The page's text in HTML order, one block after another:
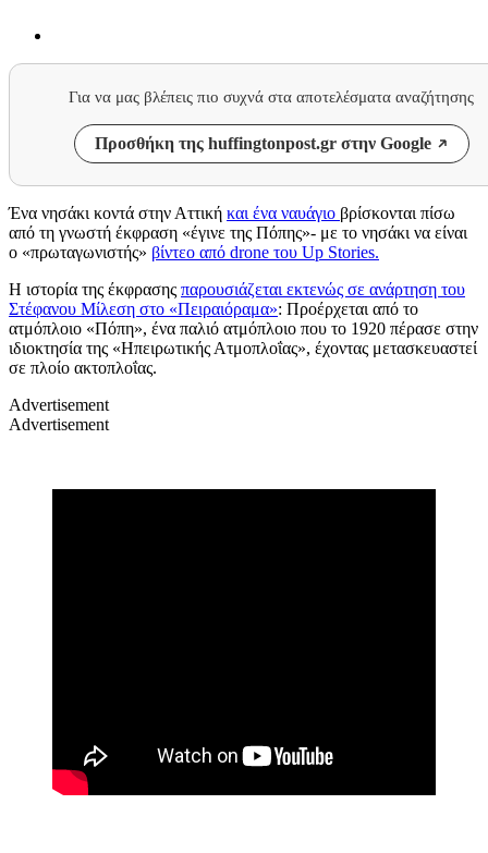
Για να μας βλέπεις πιο συχνά στα αποτελέσματα αναζήτησης
Προσθήκη της huffingtonpost.gr στην Google
Ένα νησάκι κοντά στην Αττική και ένα ναυάγιο βρίσκονται πίσω
από τη γνωστή έκφραση «έγινε της Πόπης»- με το νησάκι να είναι
ο «πρωταγωνιστής» βίντεο από drone του Up Stories.
H ιστορία της έκφρασης παρουσιάζεται εκτενώς σε ανάρτηση του
Στέφανου Μίλεση στο «Πειραιόραμα»: Προέρχεται από το
ατμόπλοιο «Πόπη», ένα παλιό ατμόπλοιο που το 1920 πέρασε στην
ιδιοκτησία της «Ηπειρωτικής Ατμοπλοΐας», έχοντας μετασκευαστεί
σε πλοίο ακτοπλοΐας.
Advertisement
Advertisement